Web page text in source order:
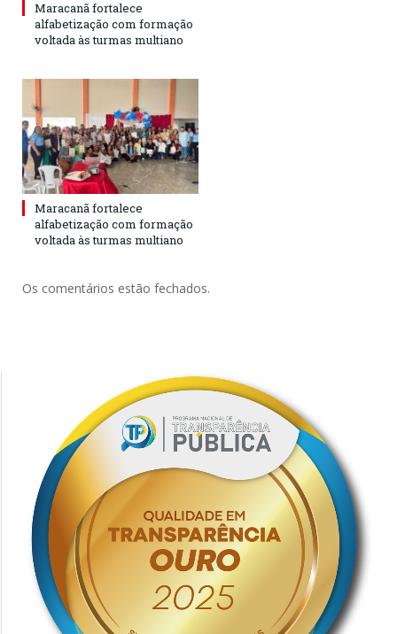
Maracanã fortalece
alfabetização com formação
voltada às turmas multiano
Maracanã fortalece
alfabetização com formação
voltada às turmas multiano
Os comentários estão fechados.